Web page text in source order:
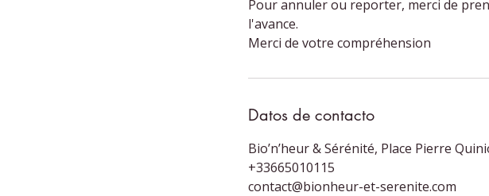
Pour annuler ou reporter, merci de
l'avance.
Merci de votre compréhension
Datos de contacto
Bio’n’heur & Sérénité, Place Pierre
+33665010115
contact@bionheur-et-serenite.com